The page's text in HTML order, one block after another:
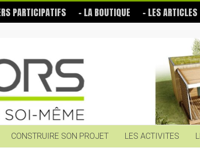
PARTICIPATIFS – LA BOUTIQUE – LES ARTICLES
CONSTRUIRE SON PROJET LES ACTIVITES